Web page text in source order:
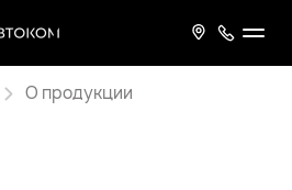
О продукции